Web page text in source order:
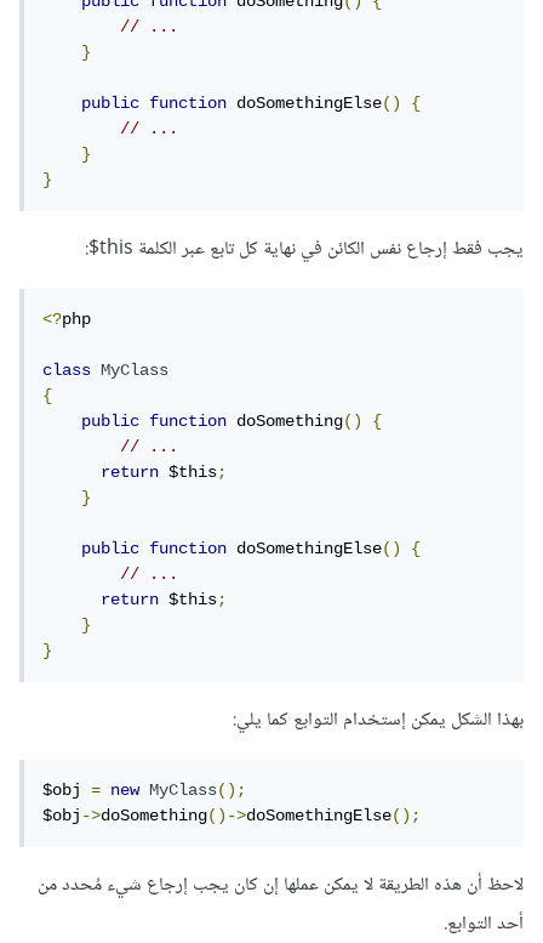
// ...
}
public function doSomethingElse()
{
// ...
}
}
يجب فقط إرجاع نفس الكائن في نهاية كل تابع عبر الكلمة this$:
<?php
class
MyClass
{
public
function doSomething()
{
// ...
return $this;
}
public function doSomethingElse()
{
// ...
return $this;
}
}
بهذا الشكل يمكن إستخدام التوابع كما يلي:
$obj = new MyClass();
$obj->doSomething()->doSomethingElse();
لاحظ أن هذه الطريقة لا يمكن عملها إن كان يجب إرجاع شيء مُحدد من
أحد التوابع.